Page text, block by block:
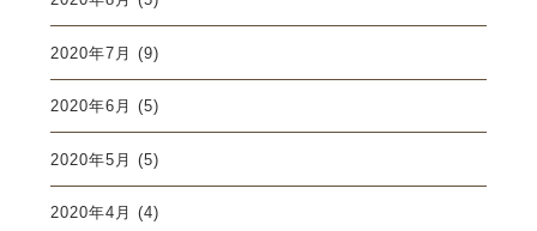
2020年7月 (9)
2020年6月 (5)
2020年5月 (5)
2020年4月 (4)